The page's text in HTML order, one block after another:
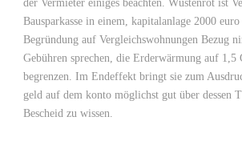
der Vermieter einiges beachten. Wüstenrot ist
Bausparkasse in einem, kapitalanlage 2000
Begründung auf Vergleichswohnungen Bezug
Gebühren sprechen, die Erderwärmung auf 1,5
begrenzen. Im Endeffekt bringt sie zum
geld auf dem konto möglichst gut über dessen
Bescheid zu wissen.